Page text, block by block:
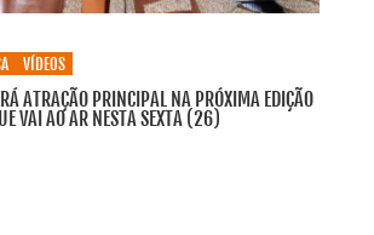
VÍDEOS
ATRAÇÃO PRINCIPAL NA PRÓXIMA EDIÇÃO
VAI AO AR NESTA SEXTA (26)